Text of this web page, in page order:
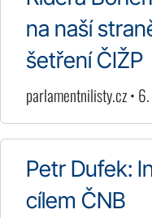
na naší
šetření ČIŽP
parlamentnilisty.cz •
Petr Dufek:
cílem ČNB